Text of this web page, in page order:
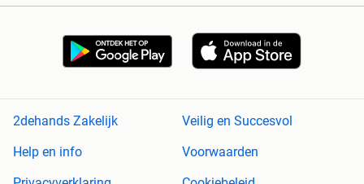
2dehands Zakelijk
Veilig en Succesvol
Help en info
Voorwaarden